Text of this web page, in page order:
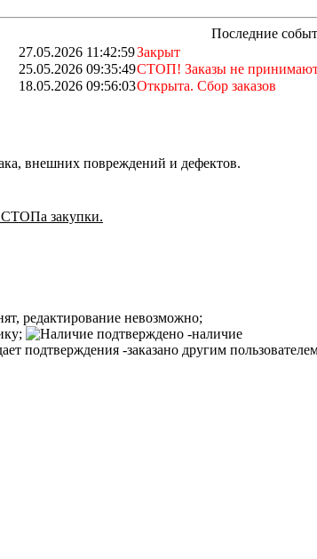
Последние
27.05.2026 11:42:59Закрыт
25.05.2026 09:35:49СТОП! Заказы не
18.05.2026 09:56:03Открыта. Сбор заказов
внешних повреждений и дефектов.
СТОПа закупки.
редактирование невозможно;
-наличие
-заказано другим